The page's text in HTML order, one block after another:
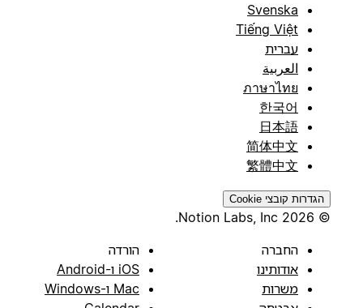
Svenska
Tiếng Việt
עברית
العربية
ภาษาไทย
한국어
日本語
简体中文
繁體中文
הגדרות קובצי Cookie
© 2026 Notion Labs, Inc.
החברה
אודותינו
משרות
הורדה
iOS ו-Android
Mac ו-Windows